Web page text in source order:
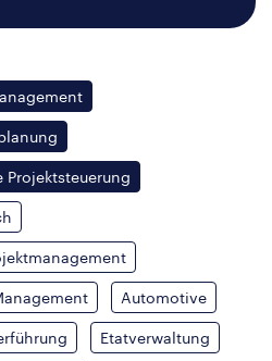
Projektsteuerung
Automotive
Etatverwaltung